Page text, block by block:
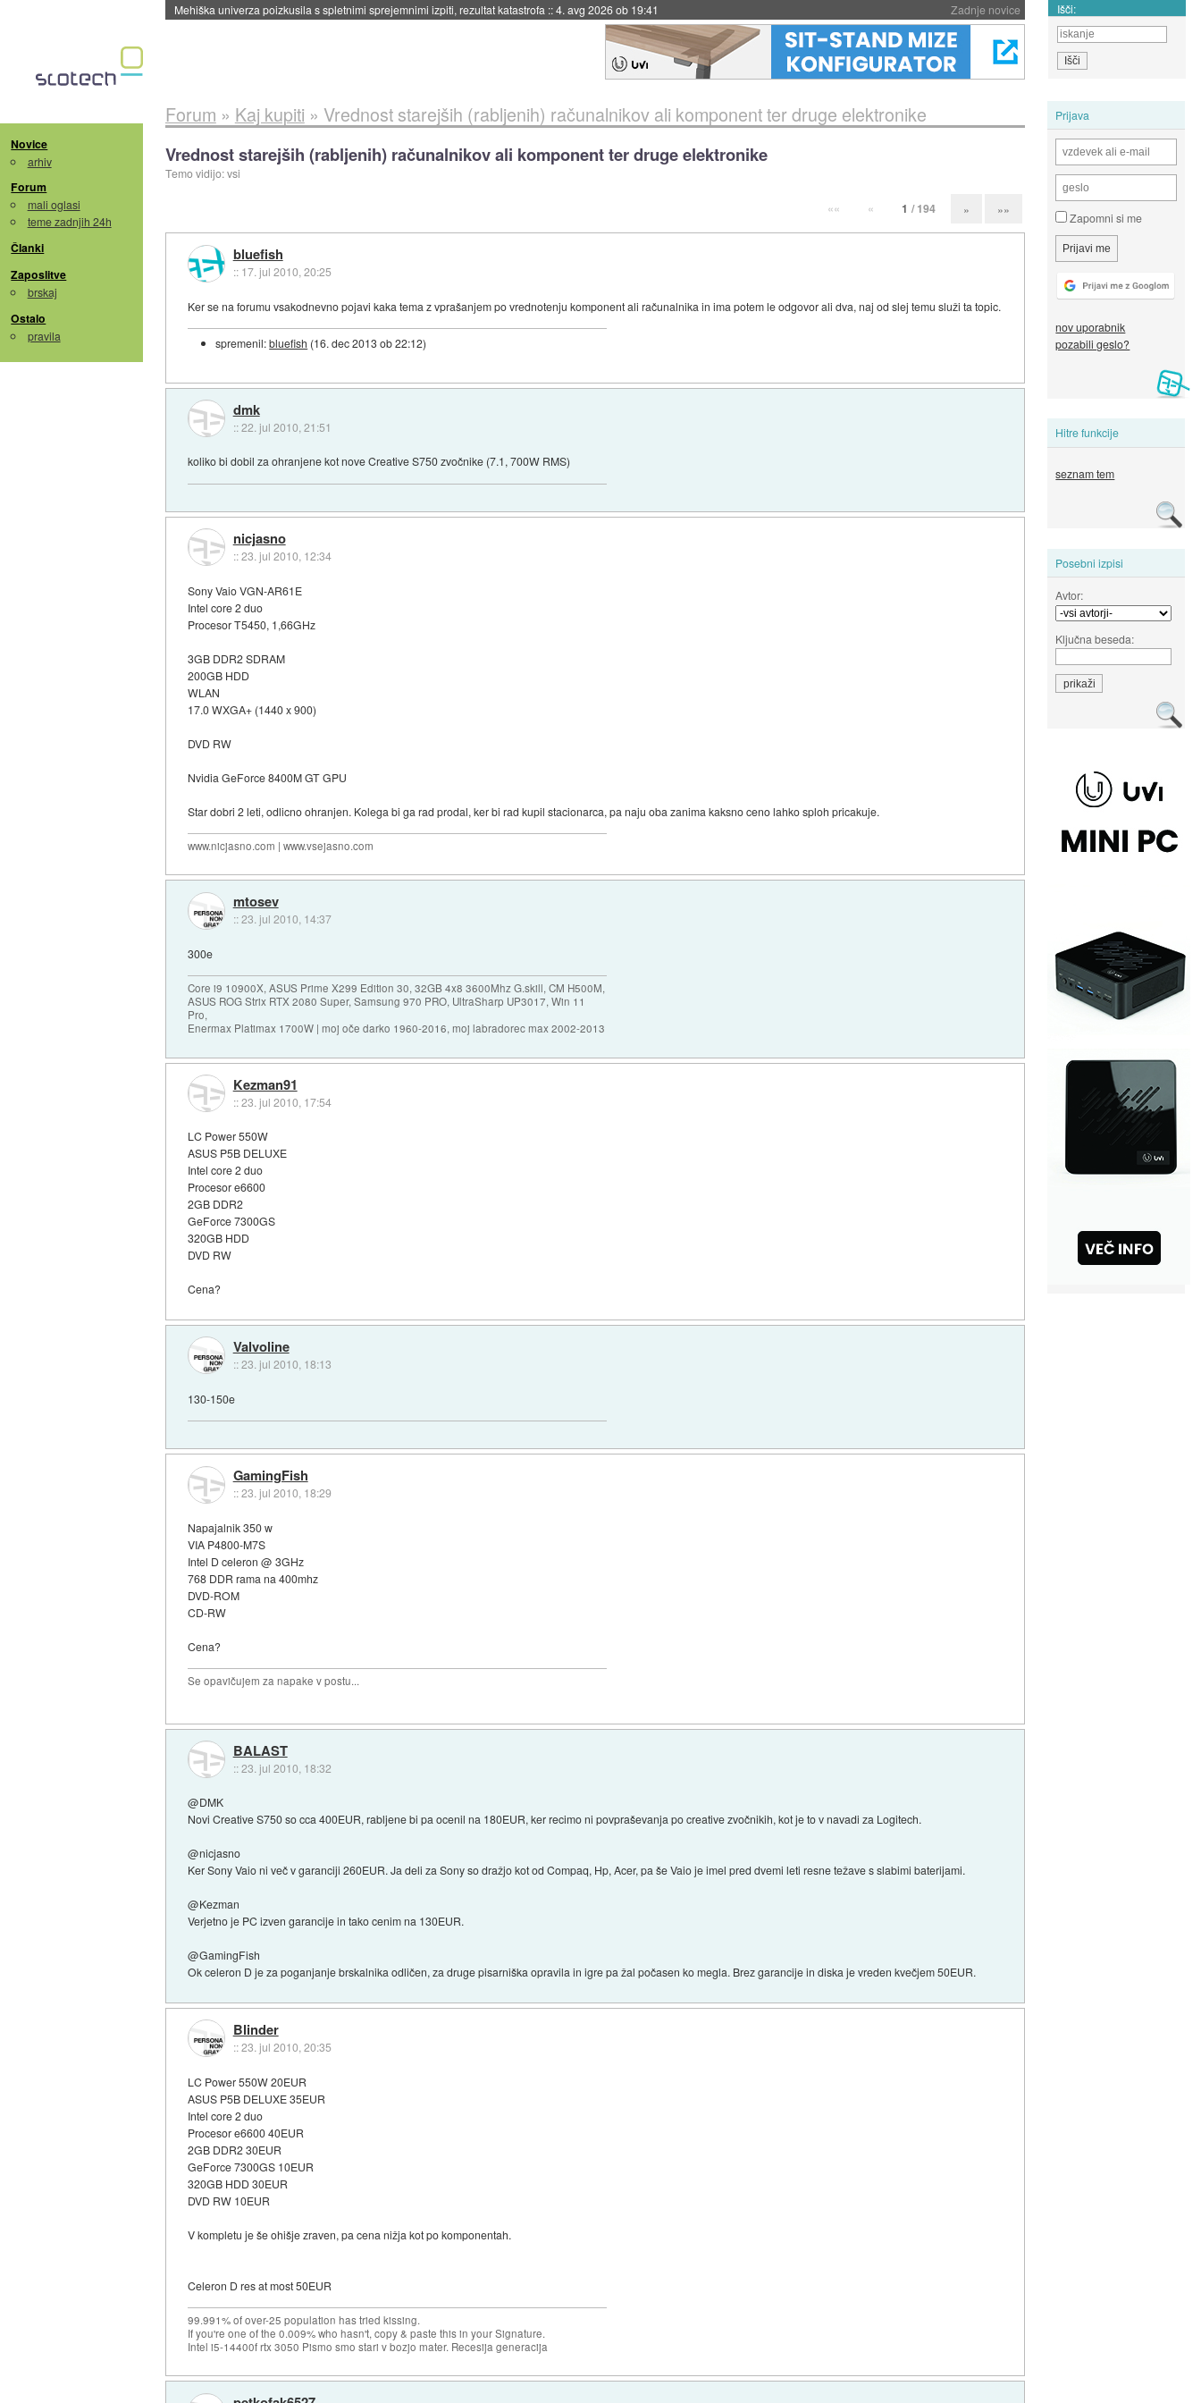
Zadnje novice
Mehiška univerza poizkusila s spletnimi sprejemnimi izpiti, rezultat katastrofa ::4. avg 2026 ob 19:41 Išči:
Novice
arhiv
Forum
mali oglasi
teme zadnjih 24h
Članki
Zaposlitve
brskaj
Ostalo
pravila
Prijava
Zapomni si me
nov uporabnik
pozabili geslo?
Hitre funkcije
seznam tem
Posebni izpisi
Avtor:
Ključna beseda:
Forum » Kaj kupiti » Vrednost starejših (rabljenih) računalnikov ali komponent ter druge elektronike
Vrednost starejših (rabljenih) računalnikov ali komponent ter druge elektronike
Temo vidijo: vsi
«« « 1 / 194 » »»
bluefish
:: 17. jul 2010, 20:25
Ker se na forumu vsakodnevno pojavi kaka tema z vprašanjem po vrednotenju komponent ali računalnika in ima potem le odgovor ali dva, naj od slej temu služi ta topic.
spremenil:bluefish (16. dec 2013 ob 22:12)
dmk
::22. jul 2010, 21:51
koliko bi dobil za ohranjene kot nove Creative S750 zvočnike (7.1, 700W RMS)
nicjasno
::23. jul 2010, 12:34
Sony Vaio VGN-AR61E
Intel core 2 duo
Procesor T5450, 1,66GHz
3GB DDR2 SDRAM
200GB HDD
WLAN
17.0 WXGA+ (1440 x 900)
DVD RW
Nvidia GeForce 8400M GT GPU
Star dobri 2 leti, odlicno ohranjen. Kolega bi ga rad prodal, ker bi rad kupil stacionarca, pa naju oba zanima kaksno ceno lahko sploh pricakuje.
www.nicjasno.com | www.vsejasno.com
mtosev
::23. jul 2010, 14:37
300e
Core i9 10900X, ASUS Prime X299 Edition 30, 32GB 4x8 3600Mhz G.skill, CM H500M,
ASUS ROG Strix RTX 2080 Super, Samsung 970 PRO, UltraSharp UP3017, Win 11
Pro,
Enermax Platimax 1700W | moj oče darko 1960-2016, moj labradorec max 2002-2013
Kezman91
::23. jul 2010, 17:54
LC Power 550W
ASUS P5B DELUXE
Intel core 2 duo
Procesor e6600
2GB DDR2
GeForce 7300GS
320GB HDD
DVD RW
Cena?
Valvoline
::23. jul 2010, 18:13
130-150e
GamingFish
::23. jul 2010, 18:29
Napajalnik 350 w
VIA P4800-M7S
Intel D celeron @ 3GHz
768 DDR rama na 400mhz
DVD-ROM
CD-RW
Cena?
Se opavičujem za napake v postu...
BALAST
::23. jul 2010, 18:32
@DMK
Novi Creative S750 so cca 400EUR, rabljene bi pa ocenil na 180EUR, ker recimo ni povpraševanja po creative zvočnikih, kot je to v navadi za Logitech.
@nicjasno
Ker Sony Vaio ni več v garanciji 260EUR. Ja deli za Sony so dražjo kot od Compaq, Hp, Acer, pa še Vaio je imel pred dvemi leti resne težave s slabimi baterijami.
@Kezman
Verjetno je PC izven garancije in tako cenim na 130EUR.
@GamingFish
Ok celeron D je za poganjanje brskalnika odličen, za druge pisarniška opravila in igre pa žal počasen ko megla. Brez garancije in diska je vreden kvečjem 50EUR.
Blinder
::23. jul 2010, 20:35
LC Power 550W 20EUR
ASUS P5B DELUXE 35EUR
Intel core 2 duo
Procesor e6600 40EUR
2GB DDR2 30EUR
GeForce 7300GS 10EUR
320GB HDD 30EUR
DVD RW 10EUR
V kompletu je še ohišje zraven, pa cena nižja kot po komponentah.
Celeron D res at most 50EUR
99.991% of over-25 population has tried kissing.
If you're one of the 0.009% who hasn't, copy & paste this in your Signature.
Intel i5-14400f rtx 3050 Pismo smo stari v bozjo mater. Recesija generacija